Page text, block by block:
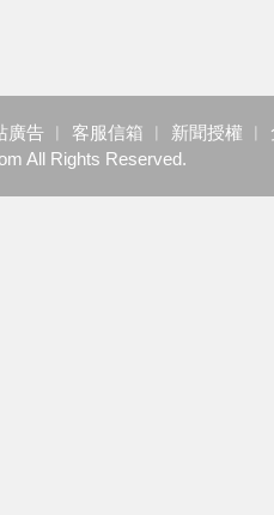
廣告 ︱ 客服信箱 ︱ 新聞授權 ︱
All Rights Reserved.